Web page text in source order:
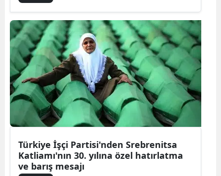
Türkiye İşçi Partisi'nden Srebrenitsa
Katliamı'nın 30. yılına özel hatırlatma
ve barış mesajı